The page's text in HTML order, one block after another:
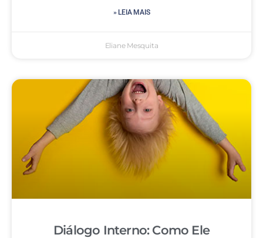
» LEIA MAIS
Eliane Mesquita
Diálogo Interno: Como Ele